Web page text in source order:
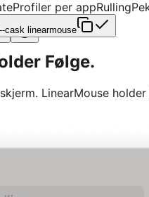
Profiler per appRulling
cask linearmouse
Følge.
LinearMouse